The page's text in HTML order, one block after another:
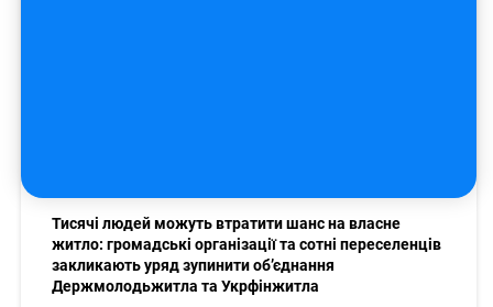
Тисячі людей можуть втратити шанс на власне
житло: громадські організації та сотні переселенців
закликають уряд зупинити об’єднання
Держмолодьжитла та Укрфінжитла